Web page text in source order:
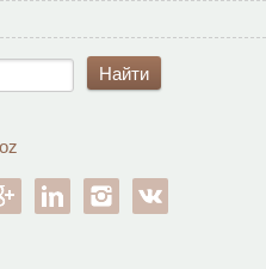
google-pllinkedin instagram